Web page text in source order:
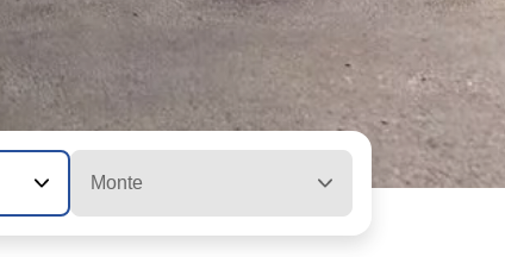
Monte